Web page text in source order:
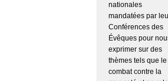
nationales
mandatées par
Conférences des
Évêques pour
exprimer sur des
thèmes tels que le
combat contre la